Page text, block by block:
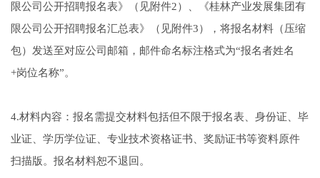
限公司公开招聘报名表》（见附件2）、《桂林产业发展集团有
限公司公开招聘报名汇总表》（见附件3），将报名材料（压缩
包）发送至对应公司邮箱，邮件命名标注格式为“报名者姓名
+岗位名称”。
4.材料内容：报名需提交材料包括但不限于报名表、身份证、毕
业证、学历学位证、专业技术资格证书、奖励证书等资料原件
扫描版。报名材料恕不退回。